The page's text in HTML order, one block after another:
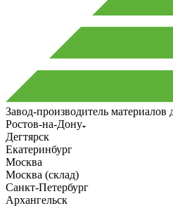
Завод-производитель
Ростов-на-Дону
Дегтярск
Екатеринбург
Москва
Москва (склад)
Санкт-Петербург
Архангельск